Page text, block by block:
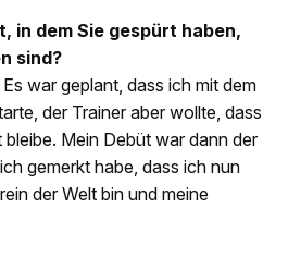
in dem Sie gespürt haben,
sind?
war geplant, dass ich mit dem
der Trainer aber wollte, dass
Mein Debüt war dann der
gemerkt habe, dass ich nun
der Welt bin und meine